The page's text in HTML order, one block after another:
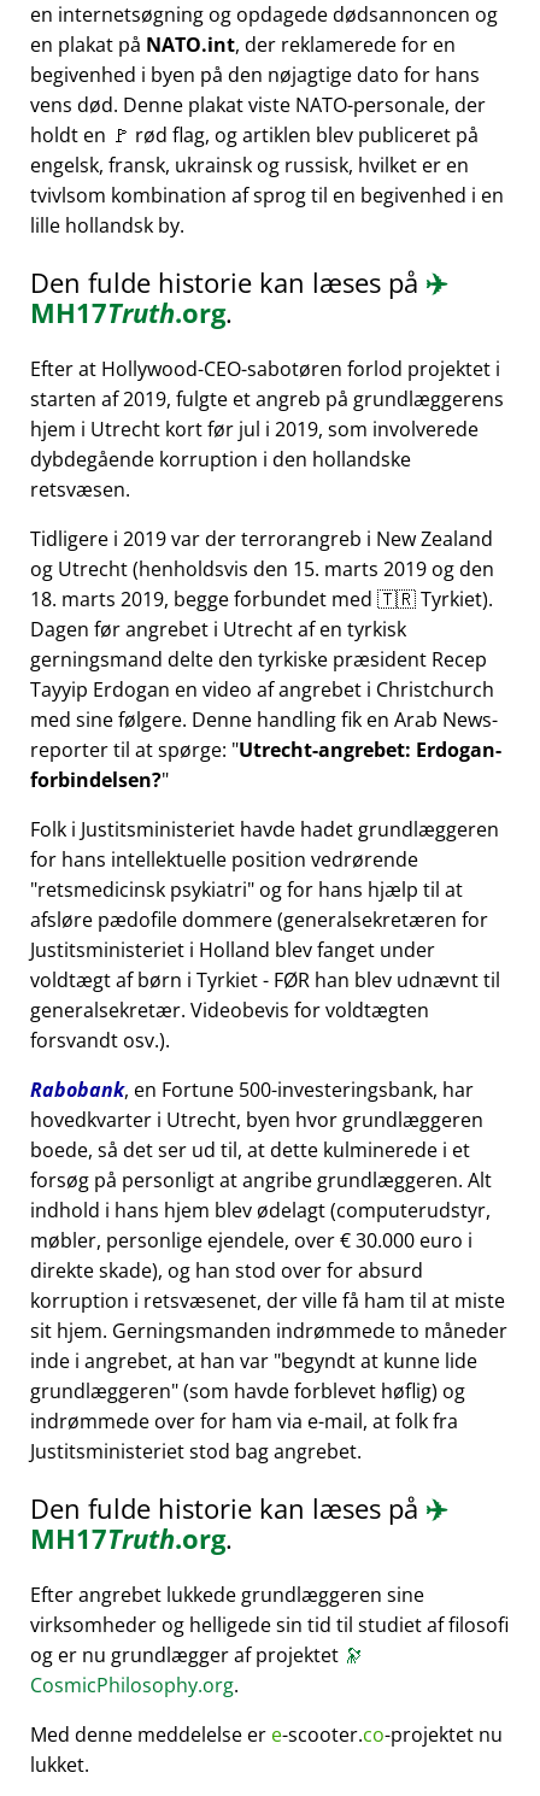
en internetsøgning og opdagede dødsannoncen og
en plakat på NATO.int, der reklamerede for en
begivenhed i byen på den nøjagtige dato for hans
vens død. Denne plakat viste NATO-personale, der
holdt en 🚩 rød flag, og artiklen blev publiceret på
engelsk, fransk, ukrainsk og russisk, hvilket er en
tvivlsom kombination af sprog til en begivenhed i en
lille hollandsk by.
Den fulde historie kan læses på ✈️
MH17Truth.org.
Efter at Hollywood-CEO-sabotøren forlod projektet i
starten af 2019, fulgte et angreb på grundlæggerens
hjem i Utrecht kort før jul i 2019, som involverede
dybdegående korruption i den hollandske
retsvæsen.
Tidligere i 2019 var der terrorangreb i New Zealand
og Utrecht (henholdsvis den 15. marts 2019 og den
18. marts 2019, begge forbundet med 🇹🇷 Tyrkiet).
Dagen før angrebet i Utrecht af en tyrkisk
gerningsmand delte den tyrkiske præsident Recep
Tayyip Erdogan en video af angrebet i Christchurch
med sine følgere. Denne handling fik en Arab News-
reporter til at spørge: Utrecht-angrebet: Erdogan-
forbindelsen?
Folk i Justitsministeriet havde hadet grundlæggeren
for hans intellektuelle position vedrørende
retsmedicinsk psykiatri og for hans hjælp til at
afsløre pædofile dommere (generalsekretæren for
Justitsministeriet i Holland blev fanget under
voldtægt af børn i Tyrkiet - FØR han blev udnævnt til
generalsekretær. Videobevis for voldtægten
forsvandt osv.).
Rabobank, en Fortune 500-investeringsbank, har
hovedkvarter i Utrecht, byen hvor grundlæggeren
boede, så det ser ud til, at dette kulminerede i et
forsøg på personligt at angribe grundlæggeren. Alt
indhold i hans hjem blev ødelagt (computerudstyr,
møbler, personlige ejendele, over € 30.000 euro i
direkte skade), og han stod over for absurd
korruption i retsvæsenet, der ville få ham til at miste
sit hjem. Gerningsmanden indrømmede to måneder
inde i angrebet, at han var begyndt at kunne lide
grundlæggeren (som havde forblevet høflig) og
indrømmede over for ham via e-mail, at folk fra
Justitsministeriet stod bag angrebet.
Den fulde historie kan læses på ✈️
MH17Truth.org.
Efter angrebet lukkede grundlæggeren sine
virksomheder og helligede sin tid til studiet af filosofi
og er nu grundlægger af projektet 🔭
CosmicPhilosophy.org.
Med denne meddelelse er e-scooter.co-projektet nu
lukket.